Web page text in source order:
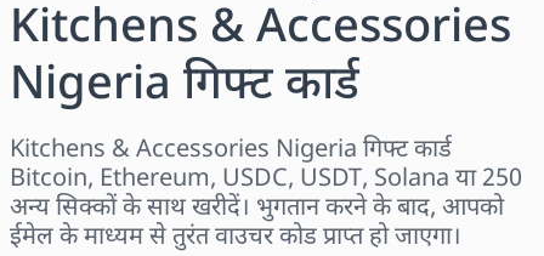
Kitchens & Accessories
Nigeria गिफ्ट कार्ड
Kitchens & Accessories Nigeria गिफ्ट कार्ड
Bitcoin, Ethereum, USDC, USDT, Solana या 250
अन्य सिक्कों के साथ खरीदें। भुगतान करने के बाद, आपको
ईमेल के माध्यम से तुरंत वाउचर कोड प्राप्त हो जाएगा।